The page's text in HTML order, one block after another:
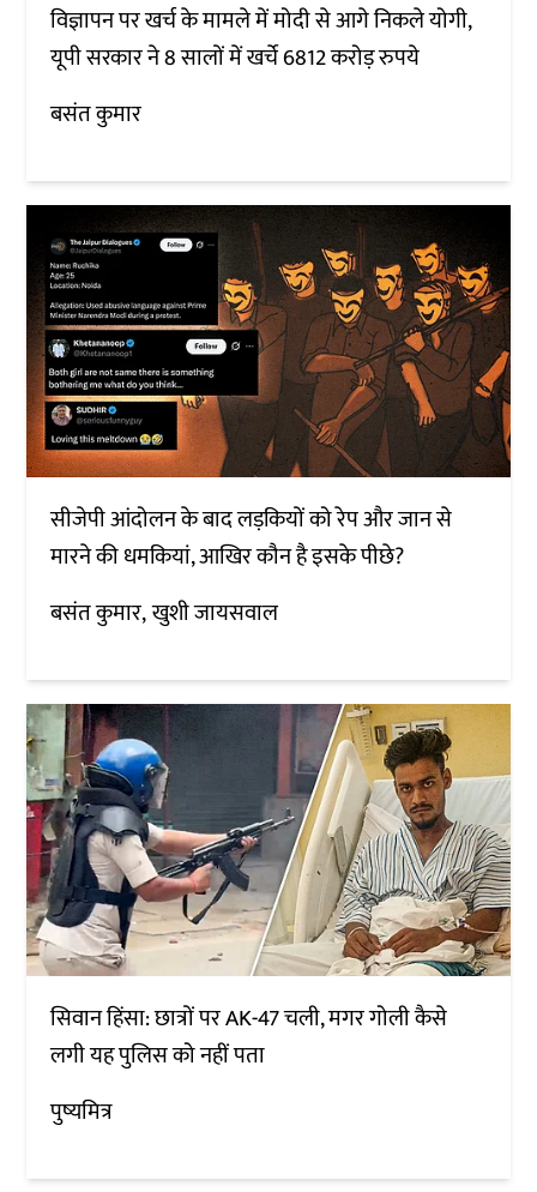
विज्ञापन पर खर्च के मामले में मोदी से आगे निकले योगी,
यूपी सरकार ने 8 सालों में खर्चे 6812 करोड़ रुपये
बसंत कुमार
सीजेपी आंदोलन के बाद लड़कियों को रेप और जान से
मारने की धमकियां, आखिर कौन है इसके पीछे?
बसंत कुमार खुशी जायसवाल
सिवान हिंसा: छात्रों पर AK-47 चली, मगर गोली कैसे
लगी यह पुलिस को नहीं पता
पुष्यमित्र